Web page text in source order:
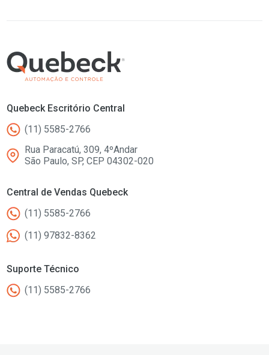
Quebeck Escritório Central
(11) 5585-2766
Rua Paracatú, 309, 4ºAndar
São Paulo, SP, CEP 04302-020
Central de Vendas Quebeck
(11) 5585-2766
(11) 97832-8362
Suporte Técnico
(11) 5585-2766